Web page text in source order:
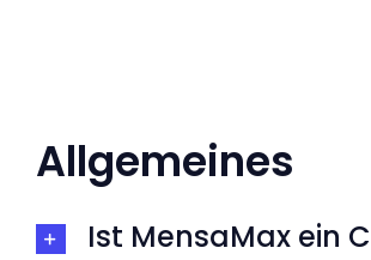
Allgemeines
Ist MensaMax ein